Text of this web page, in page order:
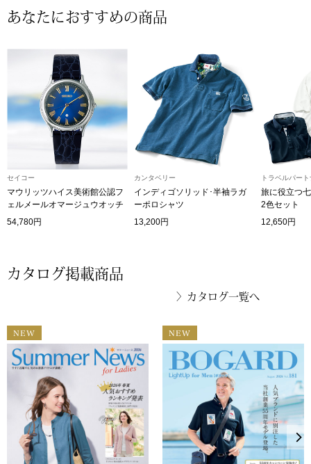
BOGARD 最新号はこちら
ランド
タログ
／チュニック
ダーウェア
アンダーウェア
その他
トートバッグ
クラッチバッグ
ボディバッグ
リュック･バッ
あなたにおすすめの商品
セイコー
マウリッツハイス美術館公認フ
ェルメールオマージュウオッチ
54,780円
カンタベリー
インディゴソリッド･半袖ラガ
ーポロシャツ
13,200円
トラベルパー
旅に役立つ
2色セット
12,650円
カタログ掲載商品
〉 カタログ一覧へ
NEW NEW